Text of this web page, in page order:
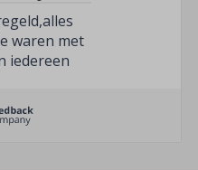
waren met
iedereen
personen